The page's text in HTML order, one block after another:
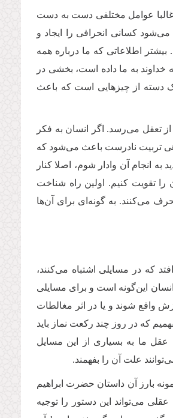
غالبا عوامل مختلفی دست به دست
کسانی انحرافی را ایجاد و
بیشتر اطلاعاتی که ما درباره همه
به ما داده است، بخشی در
دسته از چیزهایی است که باعث
تعقل می‌رسد. اگر انسان به فکر
تربیت نادرست باعث می‌شود که
انجام آن وادار شوم، اصلا کنار
را تقویت کنیم. اولین راه شناخت
می‌کنند. به‌ گونه‌ای برای آن‌ها
که در مسایلی اشتباه می‌کنند،‌
این‌گونه است و برای مسایلی
واقع شوند و یا در اثر مغالطات
که در روز چند رکعت نماز باید
عقل ما به بسیاری از این مسایل
علت آن را بفهمند.
بارز آن داستان حضرت ابراهیم
می‌تواند این دستور را توجیه